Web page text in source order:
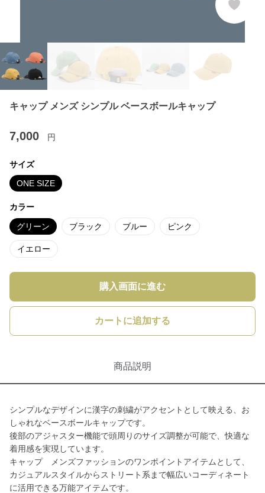
キャップ メンズ シンプル ベースボールキャップ
7,000 円
サイズ
ONE SIZE
カラー
グリーン ブラック ブルー ピンク
イエロー
購入画面に進む
カートに追加する
商品説明
シンプルなデザインに漢字の刺繍がアクセントとして映える、お
しゃれなベースボールキャップです。
後部のアジャスター機能で頭周りのサイズ調整が可能で、快適な
着用感を実現しています。
キャップ メンズファッションのワンポイントアイテムとして、
カジュアルスタイルからストリート系まで幅広いコーディネート
に活用できる万能アイテムです。